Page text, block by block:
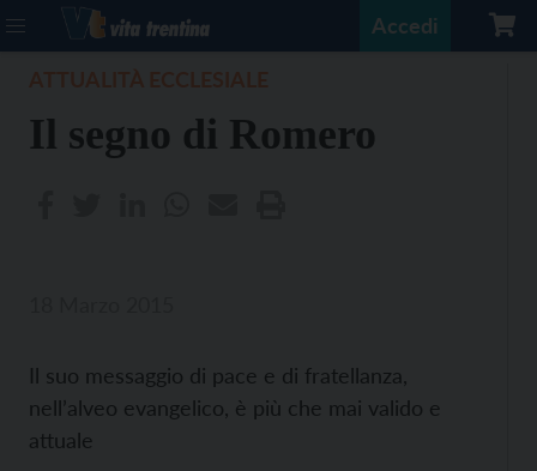
Accedi
Il segno di Romero
Il suo messaggio di pace e di fratellanza,
nell’alveo evangelico, è più che mai valido e
attuale